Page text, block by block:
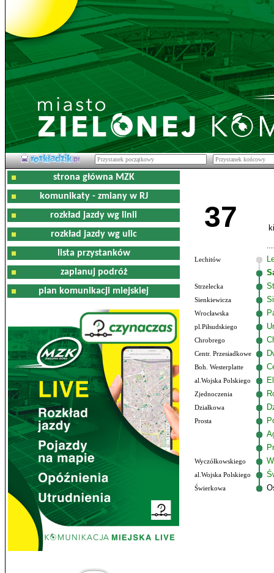
strona główna MZK
komunikaty - zmiany w RJ
rozkład jazdy wg linii
rozkład jazdy wg ulic
lista przystanków
zaplanuj podróż
plan komunikacji miejskiej
37
Lechitów
Strzelecka
Sienkiewicza
Wrocławska
pl.Piłsudskiego
Chrobrego
Centr. Przesiadkowe
Boh. Westerplatte
al.Wojska Polskiego
Zjednoczenia
Działkowa
Prosta
Wyczółkowskiego
al.Wojska Polskiego
Świerkowa